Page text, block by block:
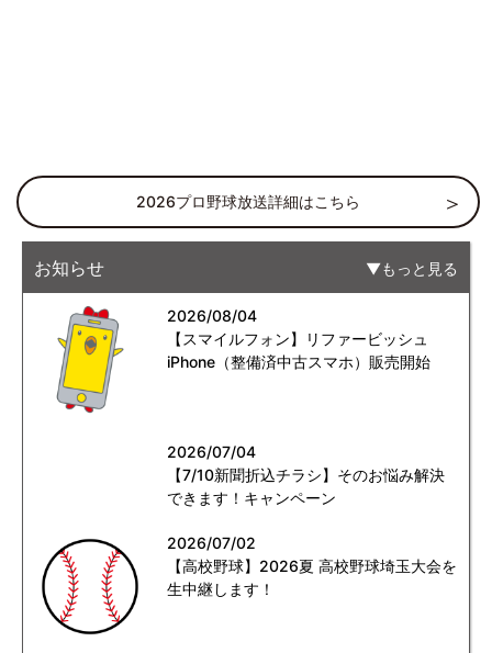
2026プロ野球放送詳細はこちら
お知らせ もっと見る
2026/08/04
【スマイルフォン】リファービッシュ
iPhone（整備済中古スマホ）販売開始
2026/07/04
【7/10新聞折込チラシ】そのお悩み解決
できます！キャンペーン
2026/07/02
【高校野球】2026夏 高校野球埼玉大会を
生中継します！